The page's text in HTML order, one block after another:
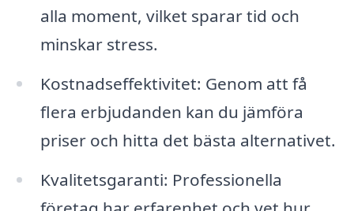
alla moment, vilket sparar tid och
minskar stress.
Kostnadseffektivitet: Genom att få
flera erbjudanden kan du jämföra
priser och hitta det bästa alternativet.
Kvalitetsgaranti: Professionella